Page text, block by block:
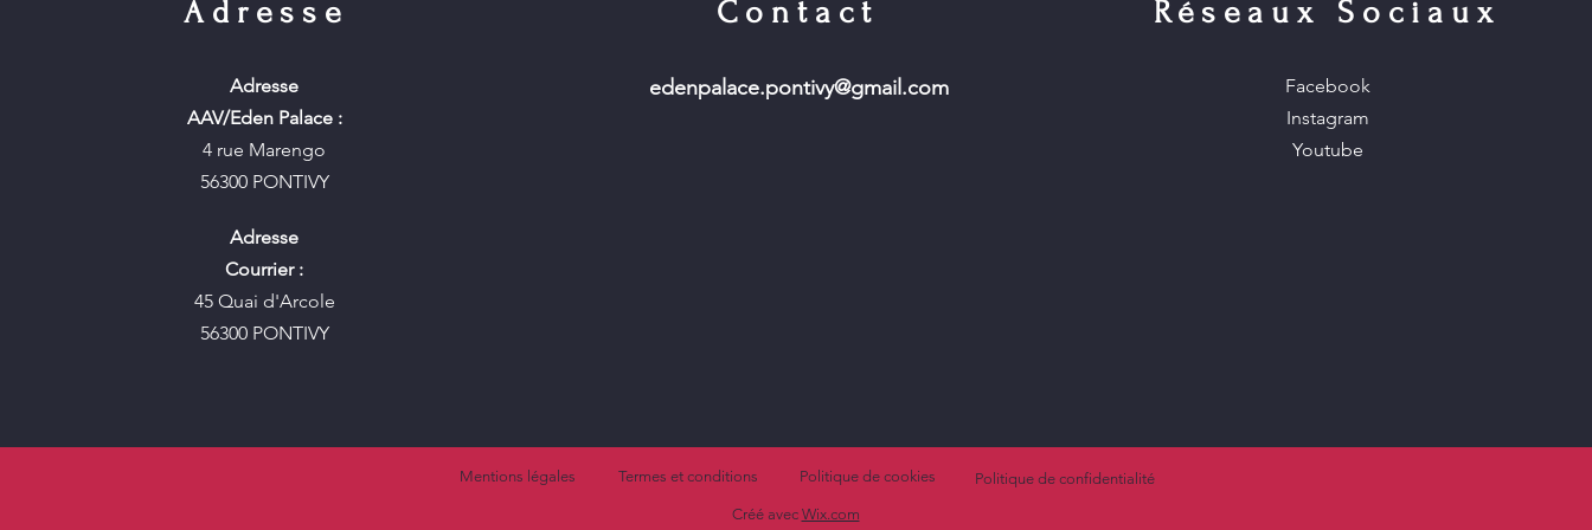
Adresse
Adresse
AAV/Eden Palace :
4 rue Marengo
56300 PONTIVY
Adresse
Courrier :
45 Quai d'Arcole
56300 PONTIVY
Contact
edenpalace.pontivy@gmail.com
Réseaux Sociaux
Facebook
Instagram
Youtube
Mentions légales Termes et conditions Politique de cookies
Politique de confidentialité
Créé avec Wix.com